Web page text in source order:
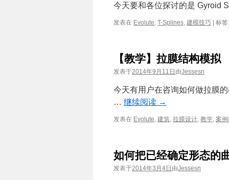
今天要和各位探讨的是 Gyroid
发表在 Evolute, T-Splines, 建模技巧 标
【教学】拉膜结构模拟
发表于2014年9月11日 由Jessesn
今天有用户在咨询如何做拉膜
… 继续阅读 →
发表在 Evolute, 建筑, 拉膜设计, 教学, 案
如何把已经确定形态的
发表于2014年3月4日 由Jessesn